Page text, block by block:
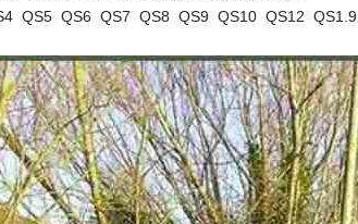
QS5 QS6 QS7 QS8 QS9 QS10 QS12 QS1.9